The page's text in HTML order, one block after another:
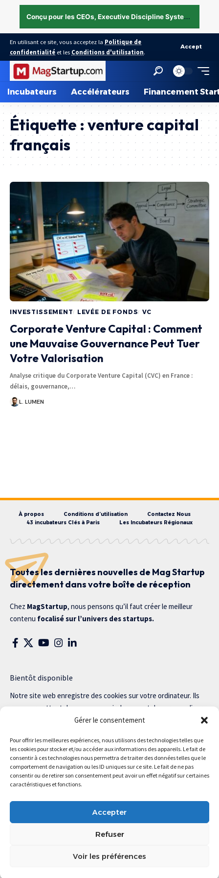
Gérer le consentement
Pour offrir les meilleures expériences, nous utilisons des technologies telles que
les cookies pour stocker et/ou accéder aux informations des appareils. Le fait de
consentir à ces technologies nous permettra de traiter des données telles que le
comportement de navigation ou les ID uniques sur ce site. Le fait de ne pas
consentir ou de retirer son consentement peut avoir un effet négatif sur certaines
caractéristiques et fonctions.
Accepter
Refuser
Voir les préférences
C
onçu pour les CEOs, Executive Discipline System — structurer l’exécution sous pression →
En utilisant ce site, vous acceptez la Politique de
confidentialité et les Conditions d'utilisation.
Accept
Incubateurs Accélérateurs Financement
Étiquette :venture capital
français
INVESTISSEMENT LEVÉE DE FONDS VC
Corporate Venture Capital : Comment
une Mauvaise Gouvernance Peut Tuer
Votre Valorisation
Analyse critique du Corporate Venture Capital (CVC) en France :
délais, gouvernance,…
L. LUMEN
À propos Conditions d’utilisation
Contactez Nous
43 incubateurs Clés à Paris
Les Incubateurs Régionaux
Toutes les dernières nouvelles de Mag Startup
directement dans votre boîte de réception
Chez MagStartup, nous pensons qu’il faut créer le meilleur
contenu focalisé sur l’univers des startups.
Bientôt disponible
Notre site web enregistre des cookies sur votre ordinateur. Ils
nous permettent de nous souvenir de vous et de personnaliser
votre expérience sur notre site.
Lisez notre politique de confidentialité pour plus d’informations.
Magstartup.com © 2025 Tous droits réservés.